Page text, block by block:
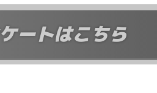
ートはこちら